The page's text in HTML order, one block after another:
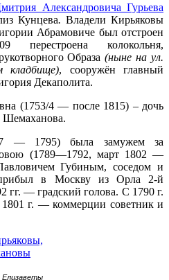
Александровича Гурьева
Кунцева. Владели Кирьяковы
Абрамовиче был отстроен
колокольня,
Образа(ныне на ул.
кладбище), сооружён главный
Декаполита.
(1753/4 — после 1815) – дочь
Шемаханова.
— 1795) была замужем за
(1789—1792, март 1802 —
Губиным, соседом и
в Москву из Орла 2-й
гг. — градский голова. С 1790 г.
г. — коммерции советник и